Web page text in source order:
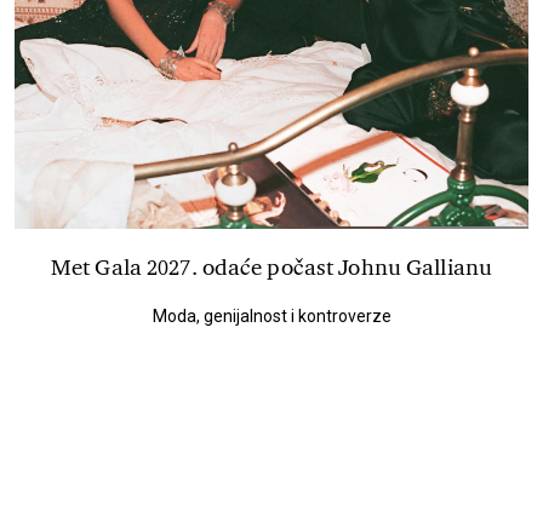
Met Gala 2027. odaće počast Johnu Gallianu
Moda, genijalnost i kontroverze